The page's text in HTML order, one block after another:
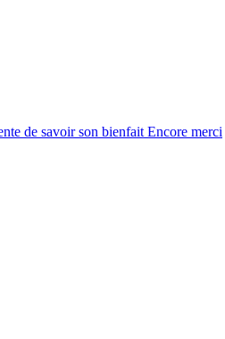
de savoir son bienfait Encore merci